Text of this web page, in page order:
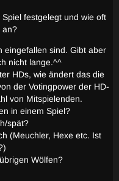
festgelegt und wie oft
an?
eingefallen sind. Gibt aber
nicht lange.^^
HDs, wie ändert das die
der Votingpower der HD-
von Mitspielenden.
in einem Spiel?
spät?
(Meuchler, Hexe etc. Ist
Wölfen?